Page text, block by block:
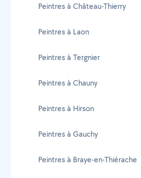
Peintres à Château-Thierry
Peintres à Laon
Peintres à Tergnier
Peintres à Chauny
Peintres à Hirson
Peintres à Gauchy
Peintres à Braye-en-Thiérache